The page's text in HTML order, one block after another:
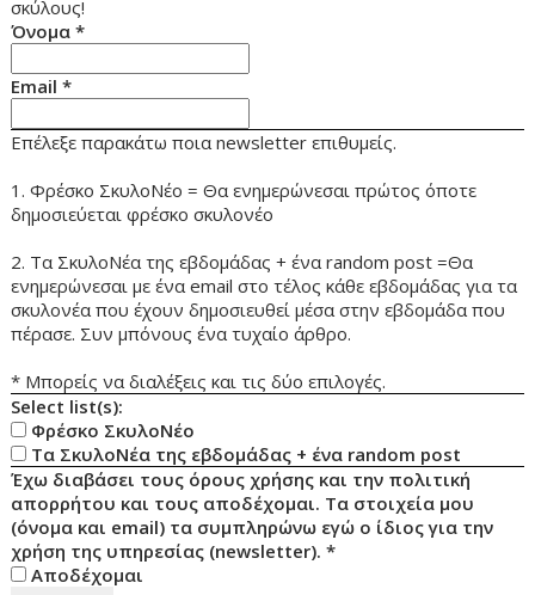
σκύλους!
Όνομα*
Email*
Επέλεξε παρακάτω ποια newsletter επιθυμείς.
1. Φρέσκο ΣκυλοΝέο = Θα ενημερώνεσαι πρώτος όποτε
δημοσιεύεται φρέσκο σκυλονέο
2. Τα ΣκυλοΝέα της εβδομάδας + ένα random post =Θα
ενημερώνεσαι με ένα email στο τέλος κάθε εβδομάδας για τα
σκυλονέα που έχουν δημοσιευθεί μέσα στην εβδομάδα που
πέρασε. Συν μπόνους ένα τυχαίο άρθρο.
* Μπορείς να διαλέξεις και τις δύο επιλογές.
Select list(s):
Φρέσκο ΣκυλοΝέο
Τα ΣκυλοΝέα της εβδομάδας + ένα random post
Έχω διαβάσει τους όρους χρήσης και την πολιτική
απορρήτου και τους αποδέχομαι. Τα στοιχεία μου
(όνομα και email) τα συμπληρώνω εγώ ο ίδιος για την
χρήση της υπηρεσίας (newsletter).*
Αποδέχομαι